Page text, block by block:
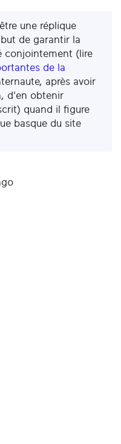
une réplique
de garantir la
conjointement (lire
de la
après avoir
d'en obtenir
quand il figure
basque du site